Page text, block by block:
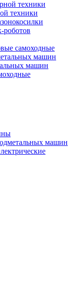
техники
роботов
самоходные
машин
машин